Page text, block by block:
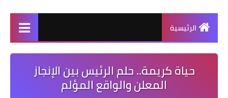
الرئيسية
حياة كريمة.. حلم الرئيس بين الإنجاز
المعلن والواقع المؤلم